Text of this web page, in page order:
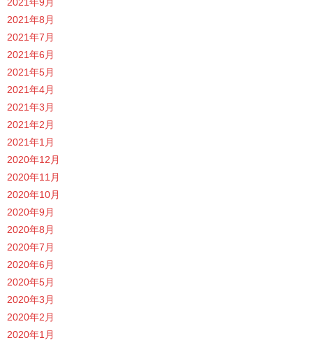
2021年8月
2021年7月
2021年6月
2021年5月
2021年4月
2021年3月
2021年2月
2021年1月
2020年12月
2020年11月
2020年10月
2020年9月
2020年8月
2020年7月
2020年6月
2020年5月
2020年3月
2020年2月
2020年1月